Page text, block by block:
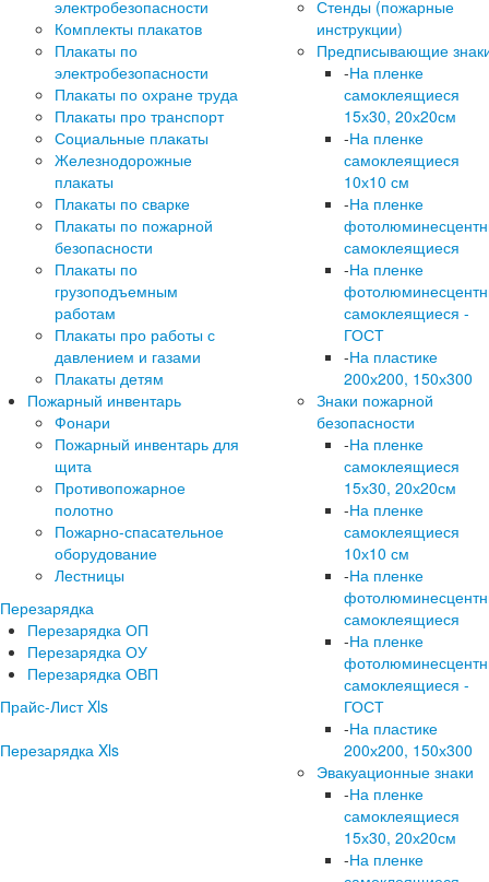
электробезопасности
Комплекты плакатов
Плакаты по
электробезопасности
Плакаты по охране труда
Плакаты про транспорт
Социальные плакаты
Железнодорожные
плакаты
Плакаты по сварке
Плакаты по пожарной
безопасности
Плакаты по
грузоподъемным
работам
Плакаты про работы с
давлением и газами
Плакаты детям
Пожарный инвентарь
Фонари
Пожарный инвентарь для
щита
Противопожарное
полотно
Пожарно-спасательное
оборудование
Лестницы
Перезарядка
Перезарядка ОП
Перезарядка ОУ
Перезарядка ОВП
Прайс-Лист Xls
Перезарядка Xls
Стенды (пожарные
инструкции)
Предписывающие
-На пленке
самоклеящиеся
15х30, 20х20см
-На пленке
самоклеящиеся
10х10 см
-На пленке
самоклеящиеся
-На пленке
самоклеящиеся -
ГОСТ
-На пластике
200х200, 150х300
Знаки пожарной
безопасности
-На пленке
самоклеящиеся
15х30, 20х20см
-На пленке
самоклеящиеся
10х10 см
-На пленке
самоклеящиеся
-На пленке
самоклеящиеся -
ГОСТ
-На пластике
200х200, 150х300
Эвакуационные знаки
-На пленке
самоклеящиеся
15х30, 20х20см
-На пленке